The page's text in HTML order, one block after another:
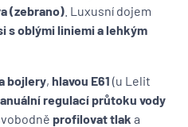
(zebrano) . Luxusní dojem
s oblými liniemi a lehkým
bojlery, hlavou E61 (u Lelit
regulací průtoku vody
profilovat tlak a